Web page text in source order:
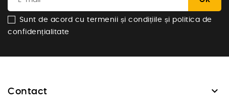
Sunt de acord cu termenii și condițiile și politica de
confidențialitate
Contact 